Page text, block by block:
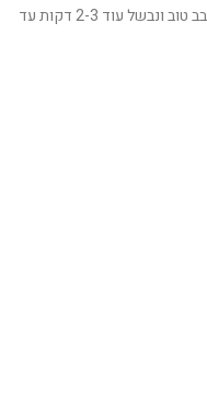
נוסיף עלי בזיליקום ואת הפסטה המבושלת, נערבב טוב ונבשל עוד 2-3 דקות עד